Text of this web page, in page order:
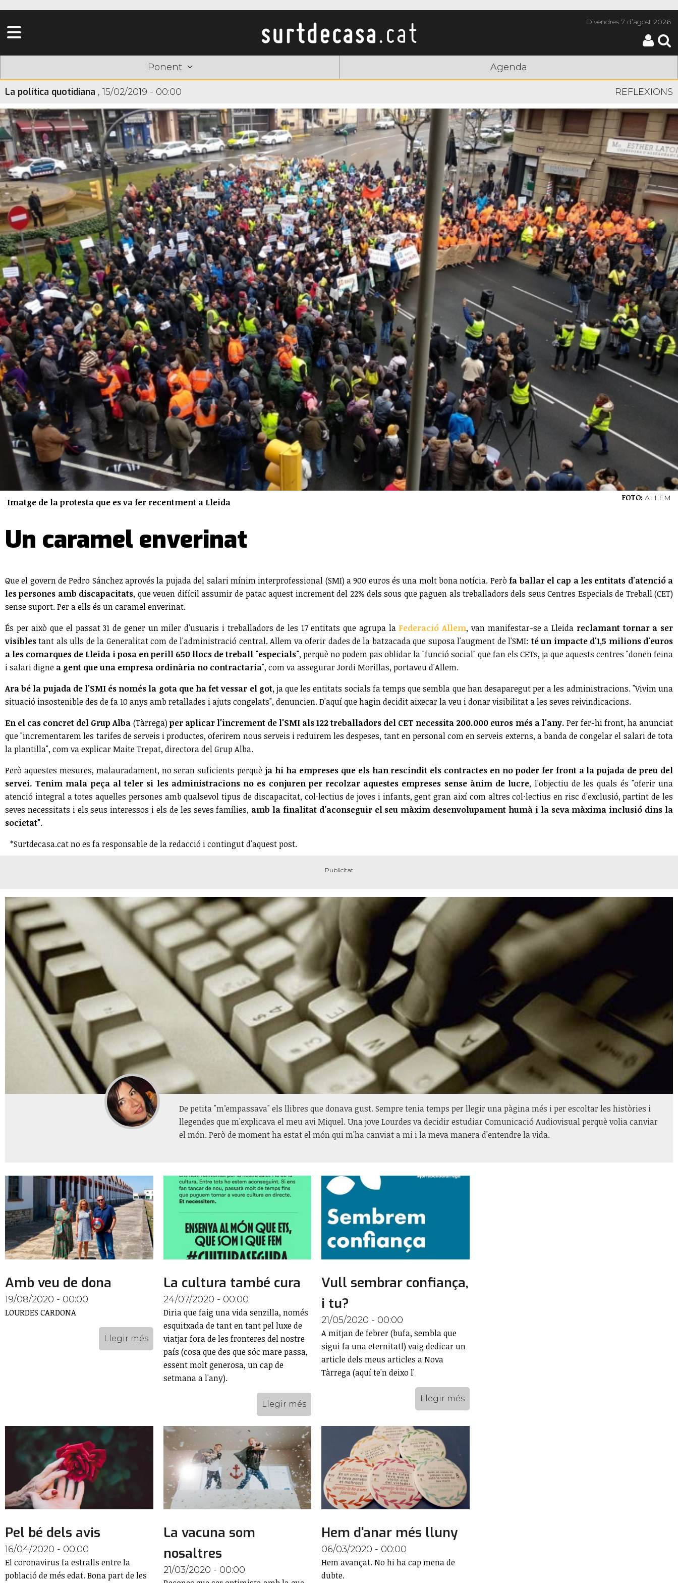
Divendres7 d’agost 2026
Ponent Agenda
La política quotidiana , 15/02/2019 - 00:00 REFLEXIONS
Imatge de la protesta que es va fer recentment a Lleida FOTO: ALLEM
Un caramel enverinat
Que el govern de Pedro Sánchez aprovés la pujada del salari mínim interprofessional (SMI) a 900 euros és una molt bona notícia. Peròfa ballar el cap a les entitats d'atenció a
les persones amb discapacitats, que veuen difícil assumir de patac aquest increment del 22% dels sous que paguen als treballadors dels seus Centres Especials de Treball (CET)
sense suport. Per a ells és un caramel enverinat.
És per això que el passat 31 de gener un miler d'usuaris i treballadors de les 17 entitats que agrupa la Federació Allem, van manifestar-se a Lleida reclamant tornar a ser
visiblestant als ulls de la Generalitat com de l'administració central. Allem va oferir dades de la batzacada que suposa l'augment de l'SMI:té un impacte d'1,5 milions d'euros
a les comarques de Lleida i posa en perill 650 llocs de treball "especials", perquè no podem pas oblidar la "funció social" que fan els CETs, ja que aquests centres "donen feina
i salari digne a gent que una empresa ordinària no contractaria", com va assegurar Jordi Morillas, portaveu d'Allem.
Ara bé la pujada de l'SMI és només la gota que ha fet vessar el got,ja que les entitats socials fa temps que sembla que han desaparegut per a les administracions. "Vivim una
situació insostenible des de fa 10 anys amb retallades i ajuts congelats", denuncien. D'aquí que hagin decidit aixecar la veu i donar visibilitat a les seves reivindicacions.
En el cas concret del Grup Alba (Tàrrega) per aplicar l'increment de l'SMI als 122 treballadors del CET necessita 200.000 euros més a l'any. Per fer-hi front, ha anunciat
que "incrementarem les tarifes de serveis i productes, oferirem nous serveis i reduirem les despeses, tant en personal com en serveis externs, a banda de congelar el salari de tota
la plantilla", com va explicar Maite Trepat, directora del Grup Alba.
Però aquestes mesures, malauradament, no seran suficients perquèja hi ha empreses que els han rescindit els contractes en no poder fer front a la pujada de preu del
servei. Tenim mala peça al teler si les administracions no es conjuren per recolzar aquestes empreses sense ànim de lucre, l'objectiu de les quals és "oferir una
atenció integral a totes aquelles persones amb qualsevol tipus de discapacitat, col·lectius de joves i infants, gent gran així com altres col·lectius en risc d'exclusió, partint de les
seves necessitats i els seus interessos i els de les seves famílies, amb la finalitat d'aconseguir el seu màxim desenvolupament humà i la seva màxima inclusió dins la
societat".
*Surtdecasa.cat no es fa responsable de la redacció i contingut d'aquest post.
De petita "m’empassava" els llibres que donava gust. Sempre tenia temps per llegir una pàgina més i per escoltar les històries i
llegendes que m'explicava el meu avi Miquel. Una jove Lourdes va decidir estudiar Comunicació Audiovisual perquè volia canviar
el món. Però de moment ha estat el món qui m'ha canviat a mi i la meva manera d'entendre la vida.
Amb veu de dona
19/08/2020 - 00:00
LOURDES CARDONA
Llegir més
La cultura també cura
24/07/2020 - 00:00
Diria que faig una vida senzilla, només
esquitxada de tant en tant pel luxe de
viatjar fora de les fronteres del nostre
país (cosa que des que sóc mare passa,
essent molt generosa, un cap de
setmana a l'any).
Llegir més
Vull sembrar confiança,
i tu?
21/05/2020 - 00:00
A mitjan de febrer (bufa, sembla que
sigui fa una eternitat!) vaig dedicar un
article dels meus articles a Nova
Tàrrega (aquí te'n deixo l'
Llegir més
Pel bé dels avis
16/04/2020 - 00:00
El coronavirus fa estralls entre la
població de més edat. Bona part de les
La vacuna som
nosaltres
21/03/2020 - 00:00
Hem d'anar més lluny
06/03/2020 - 00:00
Hem avançat. No hi ha cap mena de
dubte.